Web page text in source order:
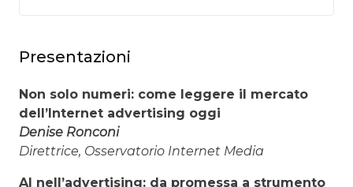
Presentazioni
Non solo numeri: come leggere il mercato
dell’Internet advertising oggi
Denise Ronconi
Direttrice, Osservatorio Internet Media
AI nell’advertising: da promessa a strumento